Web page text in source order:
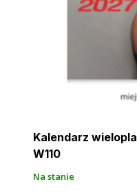
Kalendarz
W110
Na stanie